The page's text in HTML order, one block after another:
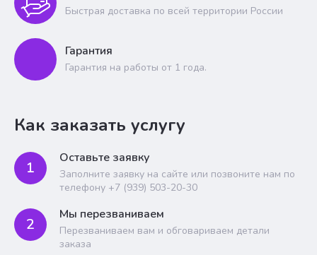
Быстрая доставка по всей территории России
Гарантия
Гарантия на работы от 1 года.
Как заказать услугу
1
Оставьте заявку
Заполните заявку на сайте или позвоните нам по
телефону +7 (939) 503-20-30
2
Мы перезваниваем
Перезваниваем вам и обговариваем детали
заказа